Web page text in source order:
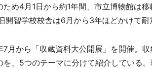
め4月1日から約1年間、市立博物館は
開智学校校舎は6月から3年ほどかけて耐
月から「収蔵資料大公開展」を開催。
、5つのテーマに分けて紹介している